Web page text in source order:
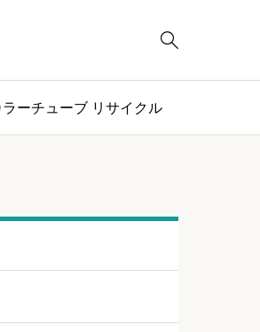

ラーチューブ リサイクル